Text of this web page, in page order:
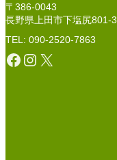
〒386-0043
長野県上田市下塩尻801-3
TEL: 090-2520-7863
Facebook Instagram X